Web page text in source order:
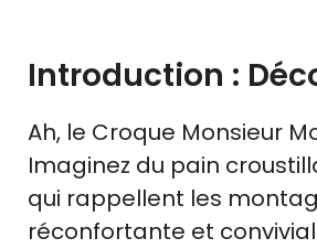
Introduction :
Ah, le Croque Monsieur
Imaginez du pain
qui rappellent les
réconfortante et